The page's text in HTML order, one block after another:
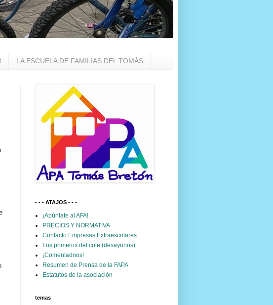
LA ESCUELA DE FAMILIAS DEL TOMÁS
- - - ATAJOS - - -
¡Apúntate al AFA!
PRECIOS Y NORMATIVA
Contacto Empresas Extraescolares
Los primeros del cole (desayunos)
¡Comentadnos!
Resumen de Prensa de la FAPA
Estatutos de la asociación
temas